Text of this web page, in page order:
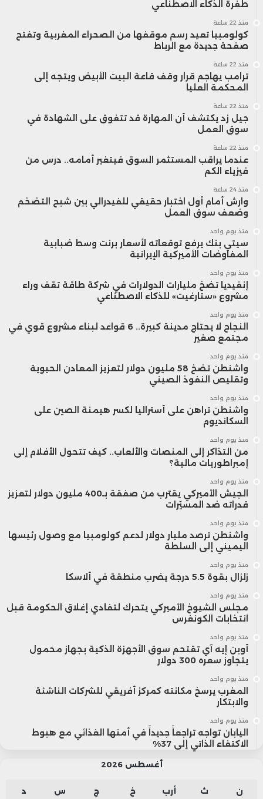
طفرة الذكاء الاصطناعي
منذ 22 ساعة
كولومبيا تعيد رسم موقفها من الصحراء المغربية وتفتح
صفحة جديدة مع الرباط
منذ 22 ساعة
ترامب يهاجم قرار وقف قاعة البيت الأبيض ويتجه إلى
المحكمة العليا
منذ 22 ساعة
جيل زد يكتشف أن المهارة قد تتفوق على الشهادة في
سوق العمل
منذ 22 ساعة
عندما يراقب المستثمر السوق فيتغير أمامه.. درس من
فيزياء الكم
منذ 24 ساعة
وارش أمام أول اختبار حقيقي للفيدرالي بين شبح التضخم
وضعف سوق العمل
منذ يوم واحد
سيتي بنك يرفع توقعاته لأسعار برنت وسط ضبابية
المفاوضات الأميركية الإيرانية
منذ يوم واحد
إنفيديا تضخ مليارات الدولارات في شركة طاقة تقف وراء
مشروع «ستارغيت» للذكاء الاصطناعي
منذ يوم واحد
النجاح لا يحتاج مدينة كبيرة.. 6 قواعد لبناء مشروع قوي في
مجتمع صغير
منذ يوم واحد
واشنطن تضخ 58 مليون دولار لتعزيز المعادن الحيوية
وتقليص النفوذ الصيني
منذ يوم واحد
واشنطن تراهن على أستراليا لكسر هيمنة الصين على
السكانديوم
منذ يوم واحد
من التذاكر إلى المنصات والألعاب.. كيف تتحول الأفلام إلى
إمبراطوريات مالية؟
منذ يوم واحد
الجيش الأميركي يقترب من صفقة بـ400 مليون دولار لتعزيز
قدراته ضد المسيّرات
منذ يوم واحد
واشنطن ترصد مليار دولار لدعم كولومبيا مع وصول رئيسها
اليميني إلى السلطة
منذ يوم واحد
زلزال بقوة 5.5 درجة يضرب منطقة في ألاسكا
منذ يوم واحد
مجلس الشيوخ الأميركي يتحرك لتفادي إغلاق الحكومة قبل
انتخابات الكونغرس
منذ يوم واحد
أوبن إيه آي تقتحم سوق الأجهزة الذكية بجهاز محمول
يتجاوز سعره 300 دولار
منذ يوم واحد
المغرب يرسخ مكانته كمركز أفريقي للشركات الناشئة
والابتكار
منذ يوم واحد
اليابان تواجه تراجعاً جديداً في أمنها الغذائي مع هبوط
الاكتفاء الذاتي إلى 37%
أغسطس 2026
ن ث أرب خ ج س د